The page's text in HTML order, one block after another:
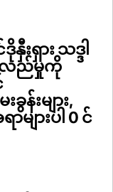
ရှား သဒ္ဒါ
းလည်မှုကို
ခွန်းများ,
များပါ 0 င်